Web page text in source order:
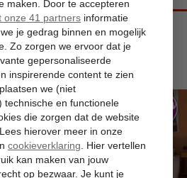
Fly & Go Penelope Appartementen
Appartementen